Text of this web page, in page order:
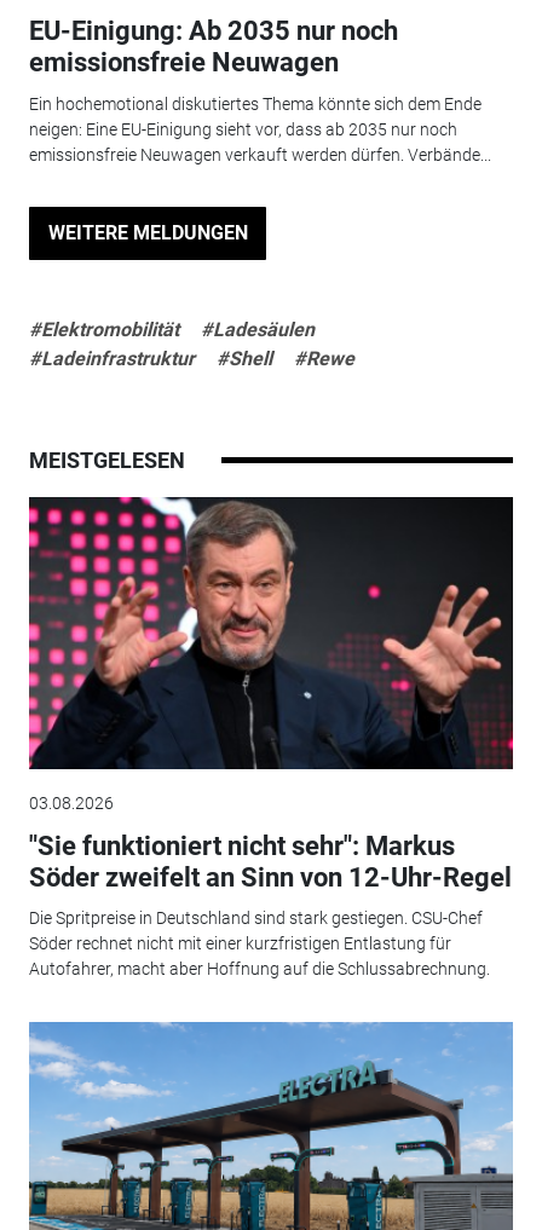
EU-Einigung: Ab 2035 nur noch
emissionsfreie Neuwagen
Ein hochemotional diskutiertes Thema könnte sich dem Ende
neigen: Eine EU-Einigung sieht vor, dass ab 2035 nur noch
emissionsfreie Neuwagen verkauft werden dürfen. Verbände...
WEITERE MELDUNGEN
#Elektromobilität
#Ladesäulen
#Ladeinfrastruktur
#Shell #Rewe
MEISTGELESEN
03.08.2026
"Sie funktioniert nicht sehr": Markus
Söder zweifelt an Sinn von 12-Uhr-Regel
Die Spritpreise in Deutschland sind stark gestiegen. CSU-Chef
Söder rechnet nicht mit einer kurzfristigen Entlastung für
Autofahrer, macht aber Hoffnung auf die Schlussabrechnung.